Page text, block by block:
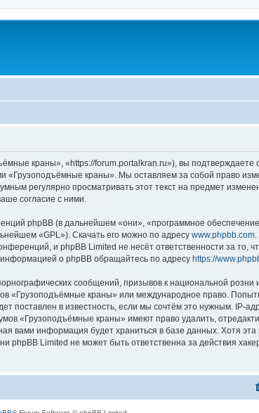
краны», «https://forum.portalkran.ru»), вы подтверждаете
«Грузоподъёмные краны». Мы оставляем за собой право
регулярно просматривать этот текст на предмет
согласие с ними.
phpBB (в дальнейшем «они», «программное
«GPL»). Скачать его можно по адресу www.phpbb.com
и phpBB Limited не несёт ответственности за то,
о phpBB обращайтесь по адресу https://
сообщений, призывов к национальной розни
«Грузоподъёмные краны» или международное право.
в известность, если мы сочтём это нужным. IP-
«Грузоподъёмные краны» имеют право удалить,
вами информация будет храниться в базе данных. Хотя
Limited не может быть ответственна за действия